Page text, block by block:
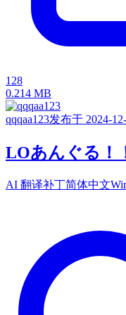
128
0.214 MB
qqqaa123发布于 2024-
LOあんぐる！
AI 翻译补丁简体中文